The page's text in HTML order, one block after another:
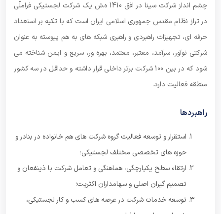
چشم انداز شرکت سینا در افق 1410 ه.ش یک شرکت لجستیکی فراملّی
در تراز نظام مقدس جمهوری اسلامی ایران است که با تکیه بر استعداد
حرفه ای، تجهیزات راهبردی و راهبری شبکه های به هم پیوسته به عنوان
شرکتی نوآور، سرآمد، معتبر، معتمد، بهره ور، سریع و ایمن شناخته می
شود که در بین 100 شرکت برتر داخلی قرار داشته و حداقل در سه کشور
منطقه فعالیت دارد.
راهبردها
استقرار و توسعه فعالیت گروه شرکت های هم خانواده در بنادر و
حوزه های تخصصی مختلف لجستیکی؛
ارتقاء سطح یکپارچگی، هماهنگی و تعامل شرکت با ذینفعان و
تصمیم گیران اصلی و سهامداران اکثریت؛
توسعه خدمات شرکت در عرصه های کسب و کار لجستیکی،